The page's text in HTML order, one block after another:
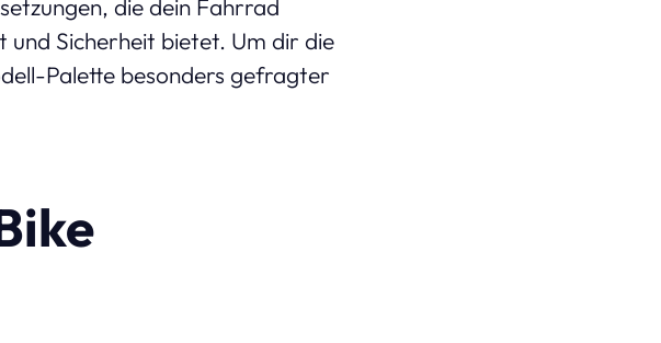
die dein Fahrrad
und Sicherheit bietet. Um dir die
Palette besonders gefragter